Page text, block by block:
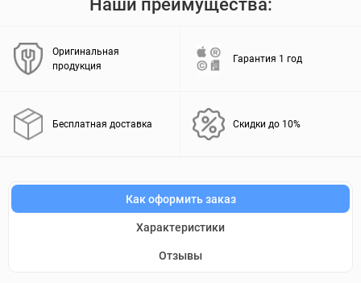
Наши преимущества:
Оригинальная
продукция
Гарантия 1 год
Бесплатная доставка Скидки до 10%
Как оформить заказ
Характеристики
Отзывы